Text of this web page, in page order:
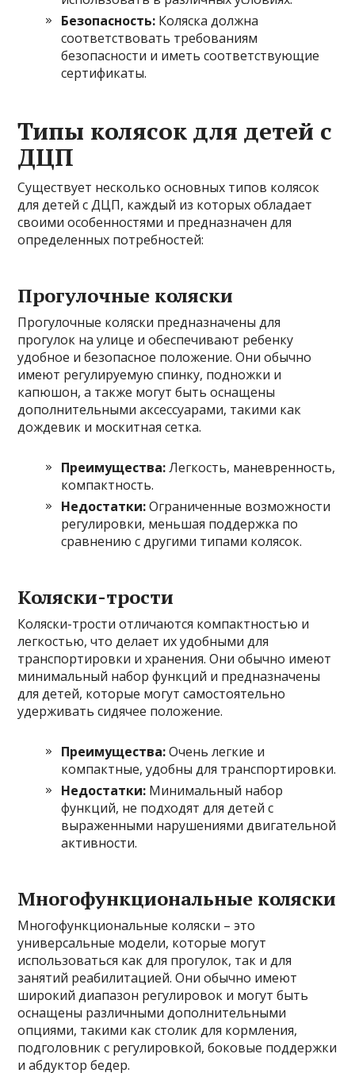
Безопасность: Коляска должна
соответствовать требованиям
безопасности и иметь соответствующие
сертификаты.
Типы колясок для детей с
ДЦП
Существует несколько основных типов колясок
для детей с ДЦП, каждый из которых обладает
своими особенностями и предназначен для
определенных потребностей:
Прогулочные коляски
Прогулочные коляски предназначены для
прогулок на улице и обеспечивают ребенку
удобное и безопасное положение. Они обычно
имеют регулируемую спинку, подножки и
капюшон, а также могут быть оснащены
дополнительными аксессуарами, такими как
дождевик и москитная сетка.
Преимущества:Легкость, маневренность,
компактность.
Недостатки:Ограниченные возможности
регулировки, меньшая поддержка по
сравнению с другими типами колясок.
Коляски-трости
Коляски-трости отличаются компактностью и
легкостью, что делает их удобными для
транспортировки и хранения. Они обычно имеют
минимальный набор функций и предназначены
для детей, которые могут самостоятельно
удерживать сидячее положение.
Преимущества:Очень легкие и
компактные, удобны для транспортировки.
Недостатки: Минимальный набор
функций, не подходят для детей с
выраженными нарушениями двигательной
активности.
Многофункциональные коляски
Многофункциональные коляски – это
универсальные модели, которые могут
использоваться как для прогулок, так и для
занятий реабилитацией. Они обычно имеют
широкий диапазон регулировок и могут быть
оснащены различными дополнительными
опциями, такими как столик для кормления,
подголовник с регулировкой, боковые поддержки
и абдуктор бедер.